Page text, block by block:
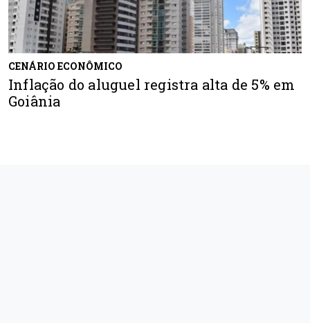
CENÁRIO ECONÔMICO
Inflação do aluguel registra alta de 5% em
Goiânia